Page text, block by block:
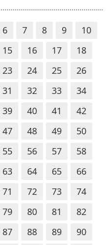
6 7 8 9
10
15 16 17
18
23 24 25
26
31 32 33
34
39 40 41
42
47 48 49
50
55 56 57
58
63 64 65
66
71 72 73
74
79 80 81
82
87 88 89
90